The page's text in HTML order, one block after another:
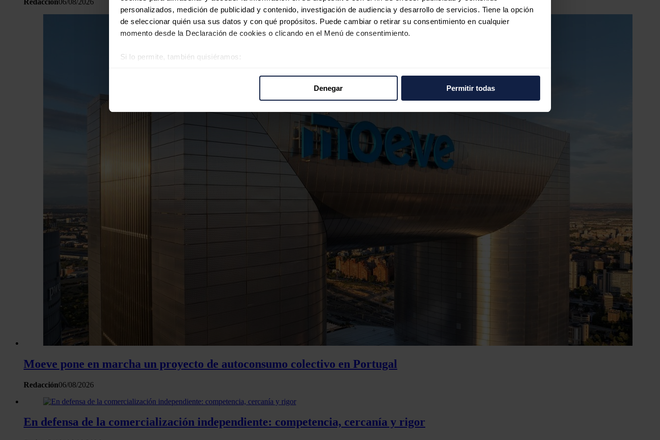
personalizados, medición de publicidad y contenido, investigación de audiencia y desarrollo de servicios. Tiene la opción
de seleccionar quién usa sus datos y con qué propósitos. Puede cambiar o retirar su consentimiento en cualquier
momento desde la Declaración de cookies o clicando en el Menú de consentimiento.
Si lo permite, también quisiéramos:
Las cookies de este sitio web se usan para personalizar el contenido y los anuncios, ofrecer funciones de redes sociales
y analizar el tráfico. Además, compartimos información sobre el uso que haga del sitio web con nuestros partners de
redes sociales, publicidad y análisis web, quienes pueden combinarla con otra información que les haya proporcionado o
que hayan recopilado a partir del uso que haya hecho de sus servicios.
Denegar Permitir todas
Moeve pone en marcha un proyecto de autoconsumo colectivo en Portugal
Redacción06/08/2026
En defensa de la comercialización independiente: competencia, cercanía y rigor